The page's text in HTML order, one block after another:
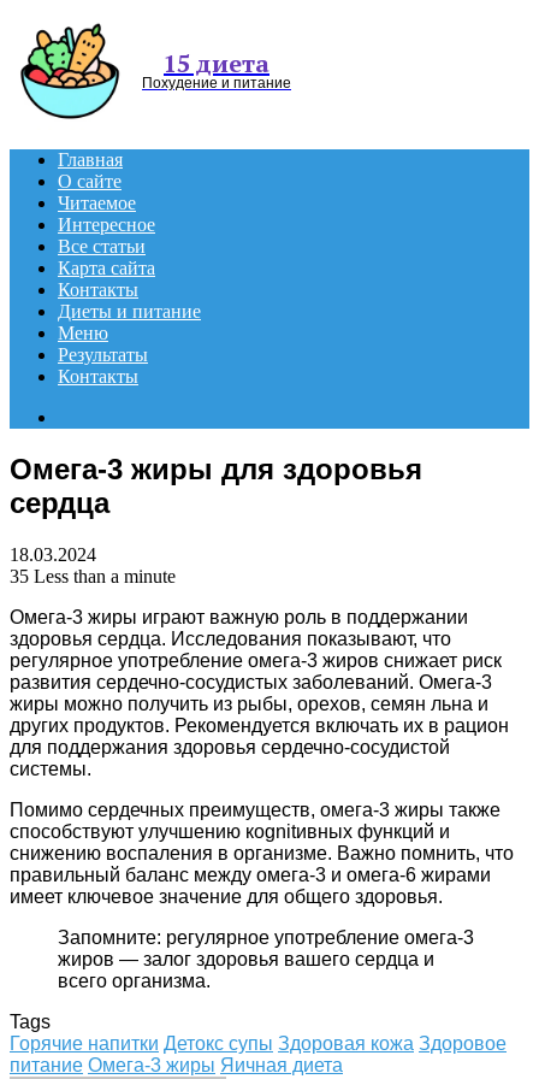
15 диета
Похудение и питание
Главная
О сайте
Читаемое
Интересное
Все статьи
Карта сайта
Контакты
Диеты и питание
Меню
Результаты
Контакты
Омега-3 жиры для здоровья
сердца
18.03.2024
35 Less than a minute
Омега-3 жиры играют важную роль в поддержании
здоровья сердца. Исследования показывают, что
регулярное употребление омега-3 жиров снижает риск
развития сердечно-сосудистых заболеваний. Омега-3
жиры можно получить из рыбы, орехов, семян льна и
других продуктов. Рекомендуется включать их в рацион
для поддержания здоровья сердечно-сосудистой
системы.
Помимо сердечных преимуществ, омега-3 жиры также
способствуют улучшению кognitивных функций и
снижению воспаления в организме. Важно помнить, что
правильный баланс между омега-3 и омега-6 жирами
имеет ключевое значение для общего здоровья.
Запомните: регулярное употребление омега-3
жиров — залог здоровья вашего сердца и
всего организма.
Tags
Горячие напитки Детокс супы Здоровая кожа Здоровое
питание Омега-3 жиры Яичная диета